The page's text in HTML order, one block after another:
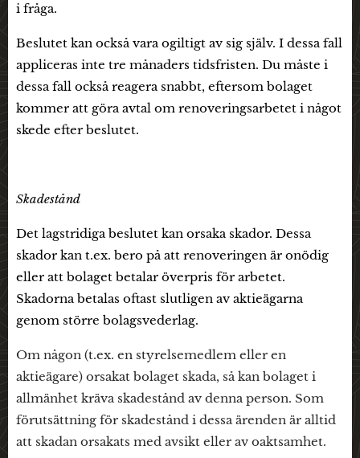
i fråga.
Beslutet kan också vara ogiltigt av sig själv. I dessa fall
appliceras inte tre månaders tidsfristen. Du måste i
dessa fall också reagera snabbt, eftersom bolaget
kommer att göra avtal om renoveringsarbetet i något
skede efter beslutet.
Skadestånd
Det lagstridiga beslutet kan orsaka skador. Dessa
skador kan t.ex. bero på att renoveringen är onödig
eller att bolaget betalar överpris för arbetet.
Skadorna betalas oftast slutligen av aktieägarna
genom större bolagsvederlag.
Om någon (t.ex. en styrelsemedlem eller en
aktieägare) orsakat bolaget skada, så kan bolaget i
allmänhet kräva skadestånd av denna person. Som
förutsättning för skadestånd i dessa ärenden är alltid
att skadan orsakats med avsikt eller av oaktsamhet.